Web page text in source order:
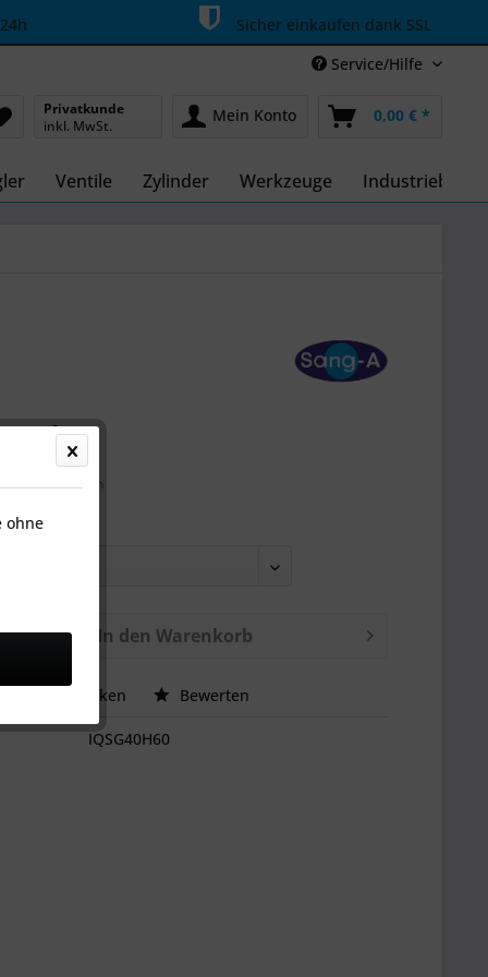
Sicher einkaufen dank SSL
Service/Hilfe
Privatkunde
inkl. MwSt.
Mein Konto 0,00 € *
Ventile Zylinder Werkzeuge
€ *
Versandkosten
x ØD1:
In den Warenkorb
Merken Bewerten
IQSG40H60
ohne